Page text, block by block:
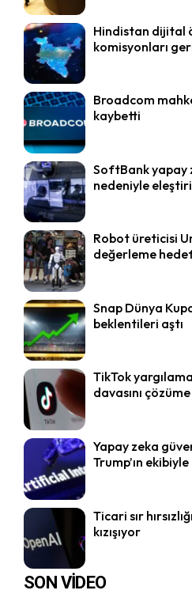
Hindistan dijital
komisyonları
Broadcom
kaybetti
SoftBank yapay
nedeniyle
Robot üreticisi
değerleme
Snap Dünya
beklentileri aştı
TikTok
davasını
Yapay zeka
Trump’ın
Ticari sır
kızışıyor
SON VİDEO